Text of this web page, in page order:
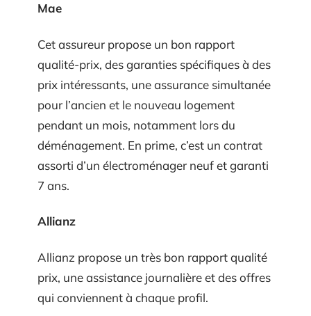
Mae
Cet assureur propose un bon rapport
qualité-prix, des garanties spécifiques à des
prix intéressants, une assurance simultanée
pour l’ancien et le nouveau logement
pendant un mois, notamment lors du
déménagement. En prime, c’est un contrat
assorti d’un électroménager neuf et garanti
7 ans.
Allianz
Allianz propose un très bon rapport qualité
prix, une assistance journalière et des offres
qui conviennent à chaque profil.